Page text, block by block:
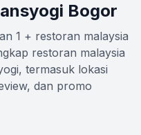
Bogor
1 + restoran malaysia
restoran malaysia
termasuk lokasi
dan promo